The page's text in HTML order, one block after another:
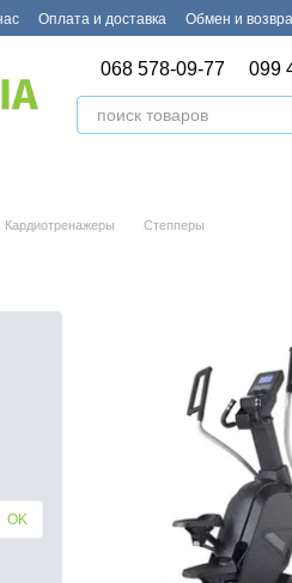
Оплата и доставка Обмен и
068 578-09-77 099
Кардиотренажеры Степперы
OK